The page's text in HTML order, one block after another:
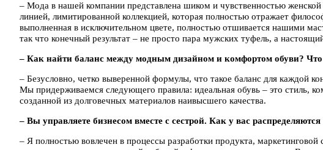
– Мода в нашей компании представлена шиком и чувственностью
линией, лимитированной коллекцией, которая полностью отражает
выполненная в исключительном цвете, полностью отшивается нашими
так что конечный результат – не просто пара мужских туфель, а
– Как найти баланс между модным дизайном и комфортом обуви? Что
– Безусловно, четко выверенной формулы, что такое баланс для каждой
Мы придерживаемся следующего правила: идеальная обувь – это стиль,
созданной из долговечных материалов наивысшего качества.
– Вы управляете бизнесом вместе с сестрой. Как у вас распределяются
– Я полностью вовлечен в процессы разработки продукта,